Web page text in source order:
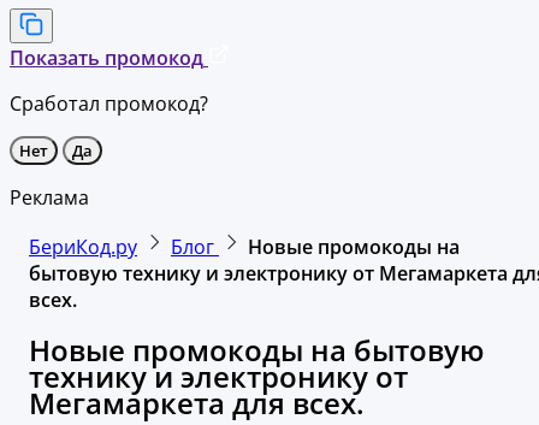
Показать промокод
Сработал промокод?
Нет Да
Реклама
БериКод.ру
Блог
Новые промокоды на
бытовую технику и электронику от Мегамаркета
всех.
Новые промокоды на бытовую
технику и электронику от
Мегамаркета для всех.